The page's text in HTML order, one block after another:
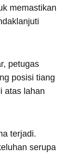
memastikan
petugas
posisi tiang
atas lahan
terjadi.
serupa